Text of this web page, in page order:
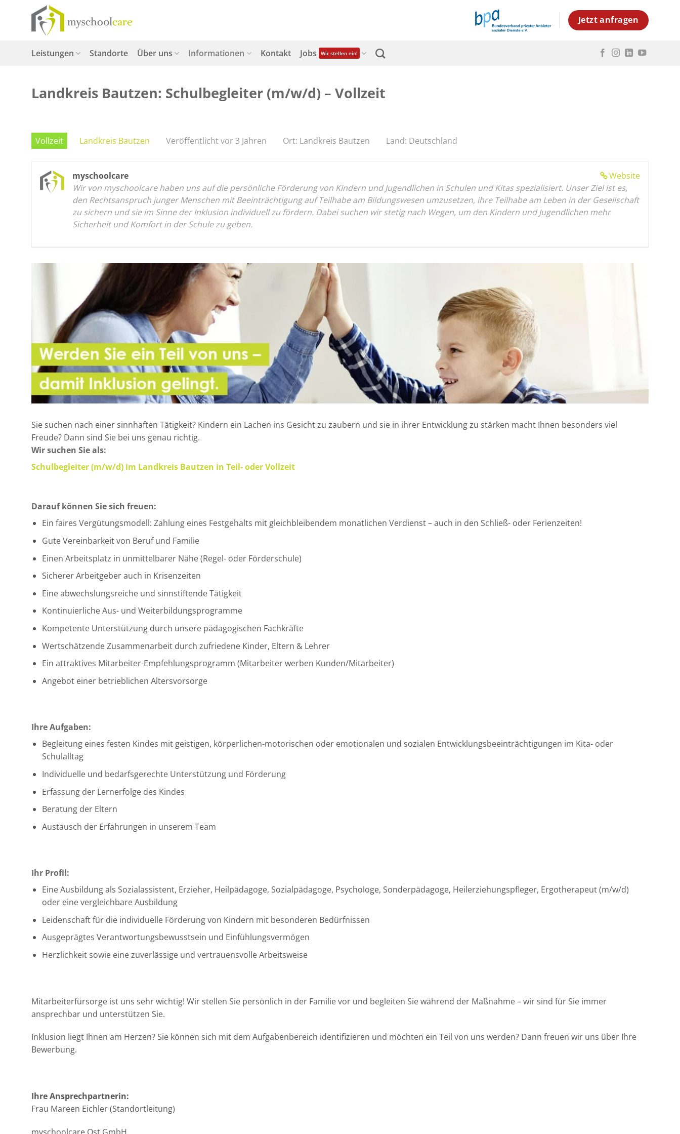
springen
Jetzt anfragen
Leistungen Standorte Über uns Informationen Kontakt Jobs Wir stellen ein!
Landkreis Bautzen: Schulbegleiter (m/w/d) – Vollzeit
Vollzeit Landkreis Bautzen Veröffentlicht vor 3 Jahren Ort: Landkreis Bautzen Land: Deutschland
Website
myschoolcare
Wir von myschoolcare haben uns auf die persönliche Förderung von Kindern und Jugendlichen in Schulen und Kitas spezialisiert. Unser Ziel ist es,
den Rechtsanspruch junger Menschen mit Beeinträchtigung auf Teilhabe am Bildungswesen umzusetzen, ihre Teilhabe am Leben in der Gesellschaft
zu sichern und sie im Sinne der Inklusion individuell zu fördern. Dabei suchen wir stetig nach Wegen, um den Kindern und Jugendlichen mehr
Sicherheit und Komfort in der Schule zu geben.
Sie suchen nach einer sinnhaften Tätigkeit? Kindern ein Lachen ins Gesicht zu zaubern und sie in ihrer Entwicklung zu stärken macht Ihnen besonders viel
Freude? Dann sind Sie bei uns genau richtig.
Wir suchen Sie als:
Schulbegleiter (m/w/d) im Landkreis Bautzen in Teil- oder Vollzeit
Darauf können Sie sich freuen:
Ein faires Vergütungsmodell: Zahlung eines Festgehalts mit gleichbleibendem monatlichen Verdienst – auch in den Schließ- oder Ferienzeiten!
Gute Vereinbarkeit von Beruf und Familie
Einen Arbeitsplatz in unmittelbarer Nähe (Regel- oder Förderschule)
Sicherer Arbeitgeber auch in Krisenzeiten
Eine abwechslungsreiche und sinnstiftende Tätigkeit
Kontinuierliche Aus- und Weiterbildungsprogramme
Kompetente Unterstützung durch unsere pädagogischen Fachkräfte
Wertschätzende Zusammenarbeit durch zufriedene Kinder, Eltern & Lehrer
Ein attraktives Mitarbeiter-Empfehlungsprogramm (Mitarbeiter werben Kunden/Mitarbeiter)
Angebot einer betrieblichen Altersvorsorge
Ihre Aufgaben:
Begleitung eines festen Kindes mit geistigen, körperlichen-motorischen oder emotionalen und sozialen Entwicklungsbeeinträchtigungen im Kita- oder
Schulalltag
Individuelle und bedarfsgerechte Unterstützung und Förderung
Erfassung der Lernerfolge des Kindes
Beratung der Eltern
Austausch der Erfahrungen in unserem Team
Ihr Profil:
Eine Ausbildung als Sozialassistent, Erzieher, Heilpädagoge, Sozialpädagoge, Psychologe, Sonderpädagoge, Heilerziehungspfleger, Ergotherapeut (m/w/d)
oder eine vergleichbare Ausbildung
Leidenschaft für die individuelle Förderung von Kindern mit besonderen Bedürfnissen
Ausgeprägtes Verantwortungsbewusstsein und Einfühlungsvermögen
Herzlichkeit sowie eine zuverlässige und vertrauensvolle Arbeitsweise
Mitarbeiterfürsorge ist uns sehr wichtig! Wir stellen Sie persönlich in der Familie vor und begleiten Sie während der Maßnahme – wir sind für Sie immer
ansprechbar und unterstützen Sie.
Inklusion liegt Ihnen am Herzen? Sie können sich mit dem Aufgabenbereich identifizieren und möchten ein Teil von uns werden? Dann freuen wir uns über Ihre
Bewerbung.
Ihre Ansprechpartnerin:
Frau Mareen Eichler (Standortleitung)